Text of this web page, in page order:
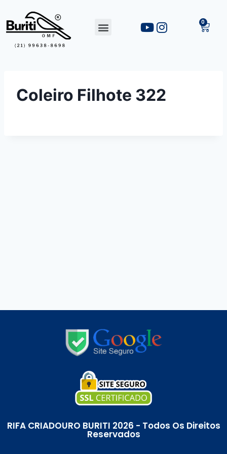
Coleiro Filhote 322
RIFA CRIADOURO BURITI 2026 - Todos Os Direitos
Reservados